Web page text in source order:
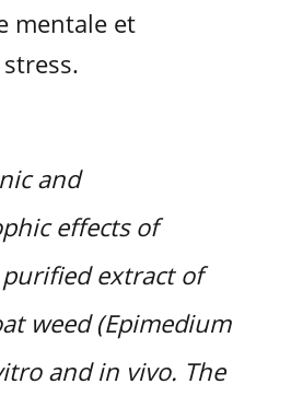
mentale et
and
effects of
extract of
weed (Epimedium
and in vivo. The